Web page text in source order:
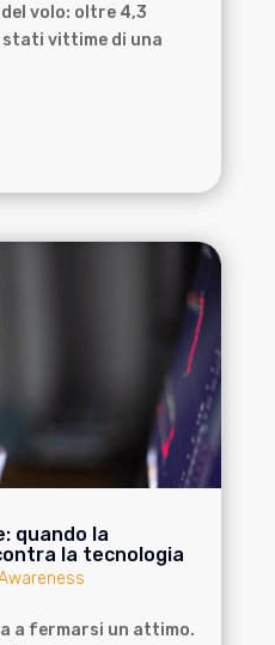
volo: oltre 4,3
vittime di una
quando la
la tecnologia
a fermarsi un attimo.